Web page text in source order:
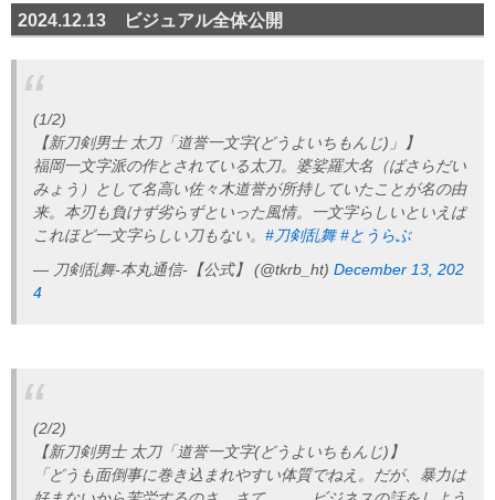
2024.12.13 ビジュアル全体公開
(1/2)
【新刀剣男士 太刀「道誉一文字(どうよいちもんじ)」】
福岡一文字派の作とされている太刀。婆娑羅大名（ばさらだい
みょう）として名高い佐々木道誉が所持していたことが名の由
来。本刃も負けず劣らずといった風情。一文字らしいといえば
これほど一文字らしい刀もない。 #刀剣乱舞 #とうらぶ
— 刀剣乱舞-本丸通信-【公式】 (@tkrb_ht) December 13, 202
4
(2/2)
【新刀剣男士 太刀「道誉一文字(どうよいちもんじ)】
「どうも面倒事に巻き込まれやすい体質でねえ。だが、暴力は